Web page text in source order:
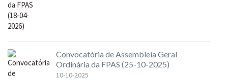
Convocatória de Assembleia Geral
Ordinária da FPAS (25-10-2025)
10-10-2025